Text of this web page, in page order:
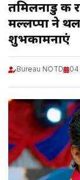
तमिलनाडु की
मल्लप्पा ने
शुभकामनाएं
Bureau NOTD 04